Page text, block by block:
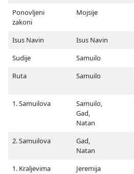
Ponovljeni
zakoni
Mojsije
Isus Navin Isus Navin
Sudije
Samuilo
Ruta
Samuilo
1. Samuilova
Samuilo,
Gad,
Natan
2. Samuilova
Gad,
Natan
1. Kraljevima Jeremija